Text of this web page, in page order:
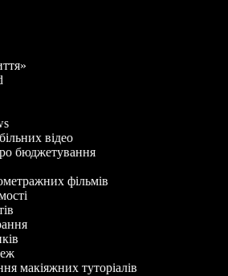
відео
бюджетування
фільмів
макіяжних туторіалів